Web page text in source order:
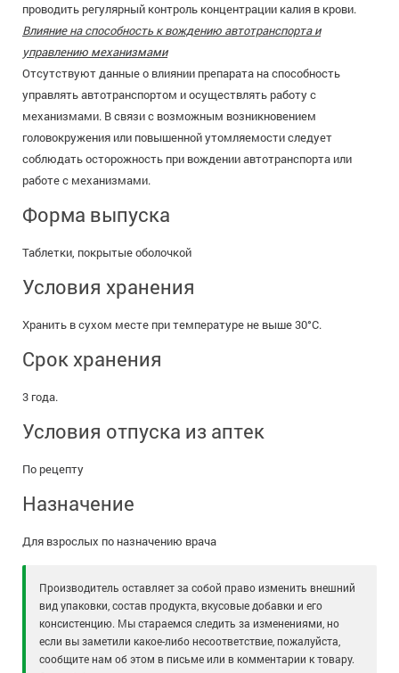
проводить регулярный контроль концентрации калия в крови.
Влияние на способность к вождению автотранспорта и
управлению механизмами
Отсутствуют данные о влиянии препарата на способность
управлять автотранспортом и осуществлять работу с
механизмами. В связи с возможным возникновением
головокружения или повышенной утомляемости следует
соблюдать осторожность при вождении автотранспорта или
работе с механизмами.
Форма выпуска
Таблетки, покрытые оболочкой
Условия хранения
Хранить в сухом месте при температуре не выше 30°С.
Срок хранения
3 года.
Условия отпуска из аптек
По рецепту
Назначение
Для взрослых по назначению врача
Производитель оставляет за собой право изменить внешний
вид упаковки, состав продукта, вкусовые добавки и его
консистенцию. Мы стараемся следить за изменениями, но
если вы заметили какое-либо несоответствие, пожалуйста,
сообщите нам об этом в письме или в комментарии к товару.